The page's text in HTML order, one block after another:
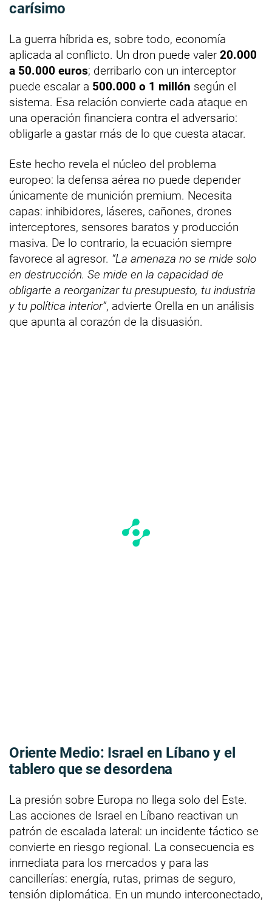
carísimo
La guerra híbrida es, sobre todo, economía
aplicada al conflicto. Un dron puede valer 20.000
a 50.000 euros; derribarlo con un interceptor
puede escalar a 500.000 o 1 millón según el
sistema. Esa relación convierte cada ataque en
una operación financiera contra el adversario:
obligarle a gastar más de lo que cuesta atacar.
Este hecho revela el núcleo del problema
europeo: la defensa aérea no puede depender
únicamente de munición premium. Necesita
capas: inhibidores, láseres, cañones, drones
interceptores, sensores baratos y producción
masiva. De lo contrario, la ecuación siempre
favorece al agresor. “La amenaza no se mide solo
en destrucción. Se mide en la capacidad de
obligarte a reorganizar tu presupuesto, tu industria
y tu política interior”, advierte Orella en un análisis
que apunta al corazón de la disuasión.
Oriente Medio: Israel en Líbano y el
tablero que se desordena
La presión sobre Europa no llega solo del Este.
Las acciones de Israel en Líbano reactivan un
patrón de escalada lateral: un incidente táctico se
convierte en riesgo regional. La consecuencia es
inmediata para los mercados y para las
cancillerías: energía, rutas, primas de seguro,
tensión diplomática. En un mundo interconectado,